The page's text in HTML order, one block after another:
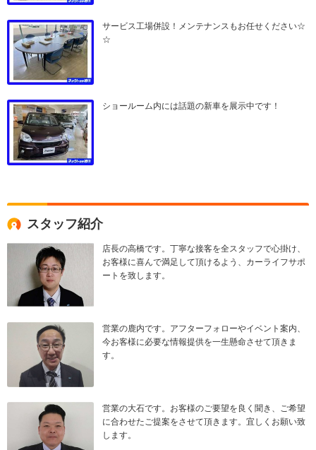
サービス工場併設！メンテナンスもお任せください☆
☆
ショールーム内には話題の新車を展示中です！
スタッフ紹介
店長の高橋です。丁寧な接客を全スタッフで心掛け、
お客様に喜んで満足して頂けるよう、カーライフサポ
ートを致します。
営業の鹿内です。アフターフォローやイベント案内、
今お客様に必要な情報提供を一生懸命させて頂きま
す。
営業の大石です。お客様のご要望を良く聞き、ご希望
に合わせたご提案をさせて頂きます。宜しくお願い致
します。